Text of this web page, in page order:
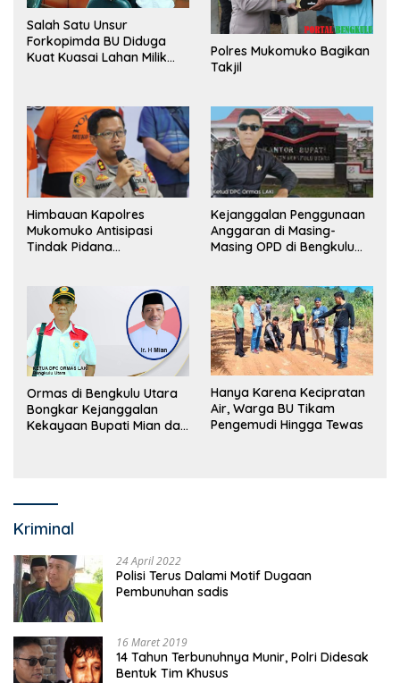
Salah Satu Unsur
Forkopimda BU Diduga
Kuat Kuasai Lahan Milik
Polres Mukomuko Bagikan
Takjil
Himbauan Kapolres
Mukomuko Antisipasi
Tindak Pidana
Kejanggalan Penggunaan
Anggaran di Masing-
Masing OPD di Bengkulu
Ormas di Bengkulu Utara
Bongkar Kejanggalan
Kekayaan Bupati Mian dan
Hanya Karena Kecipratan
Air, Warga BU Tikam
Pengemudi Hingga Tewas
Kriminal
24 April 2022
Polisi Terus Dalami Motif Dugaan
Pembunuhan sadis
16 Maret 2019
14 Tahun Terbunuhnya Munir, Polri Didesak
Bentuk Tim Khusus